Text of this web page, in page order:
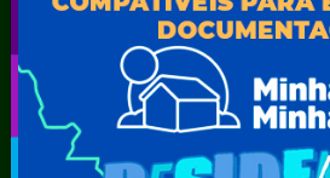
Secretaria Municipal de
Superintendência de Trânsito e
Talhada-STTRANS
Transparência, Fiscalização e
Portal da
E-sic